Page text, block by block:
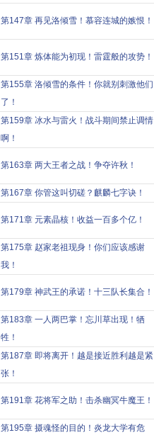
第147章 再见洛倾雪！慕容连城的嫉恨！
第151章 炼体能为初现！雷霆般的攻势！
第155章 洛倾雪的条件！你就别刺激他们
了！
第159章 冰水与雷火！战斗期间禁止调情
啊！
第163章 两大王者之战！争夺许秋！
第167章 你管这叫切磋？麒麟七字诀！
第171章 元素晶核！收益一百多个亿！
第175章 赵家老祖现身！你们应该感谢
我！
第179章 神武王的承诺！十三队长集合！
第183章 一人两巴掌！忘川草出现！牺
牲！
第187章 即将离开！越是接近胜利越是紧
张！
第191章 花将军之助！击杀幽冥牛魔王！
第195章 摄魂怪的目的！炎龙大学有危